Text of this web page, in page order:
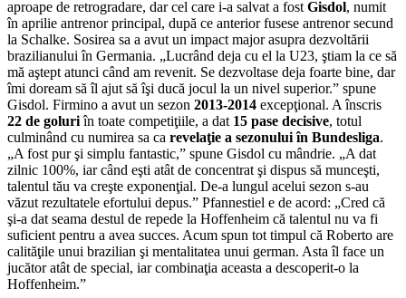
aproape de retrogradare, dar cel care i-a salvat a fost Gisdol, numit
în aprilie antrenor principal, după ce anterior fusese antrenor secund
la Schalke. Sosirea sa a avut un impact major asupra dezvoltării
brazilianului în Germania. „Lucrând deja cu el la U23, ştiam la ce să
mă aştept atunci când am revenit. Se dezvoltase deja foarte bine, dar
îmi doream să îl ajut să îşi ducă jocul la un nivel superior.” spune
Gisdol. Firmino a avut un sezon 2013-2014 excepţional. A înscris
22 de goluriîn toate competiţiile, a dat 15 pase decisive, totul
culminând cu numirea sa ca revelaţie a sezonului în Bundesliga.
„A fost pur şi simplu fantastic,” spune Gisdol cu mândrie. „A dat
zilnic 100%, iar când eşti atât de concentrat şi dispus să munceşti,
talentul tău va creşte exponenţial. De-a lungul acelui sezon s-au
văzut rezultatele efortului depus.” Pfannestiel e de acord: „Cred că
şi-a dat seama destul de repede la Hoffenheim că talentul nu va fi
suficient pentru a avea succes. Acum spun tot timpul că Roberto are
calităţile unui brazilian şi mentalitatea unui german. Asta îl face un
jucător atât de special, iar combinaţia aceasta a descoperit-o la
Hoffenheim.”